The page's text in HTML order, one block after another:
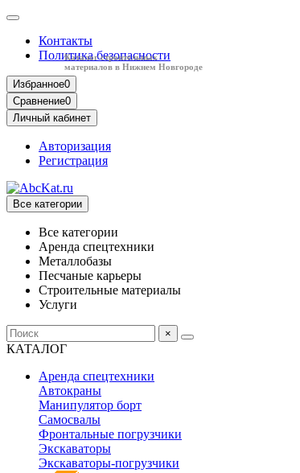
Контакты
Политика безопасности
Избранное0
Сравнение0
Личный кабинет
Авторизация
Регистрация
Каталог строительных
материалов в Нижнем Новгороде
Все категории
Все категории
Аренда спецтехники
Металлобазы
Песчаные карьеры
Строительные материалы
Услуги
×
КАТАЛОГ
Аренда спецтехники
Автокраны
Манипулятор борт
Самосвалы
Фронтальные погрузчики
Экскаваторы
Экскаваторы-погрузчики